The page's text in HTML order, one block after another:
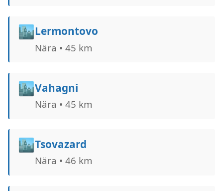
🏙️Lermontovo
Nära • 45 km
🏙️Vahagni
Nära • 45 km
🏙️Tsovazard
Nära • 46 km